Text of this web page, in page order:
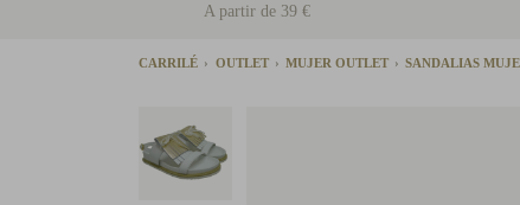
A partir de 39 €
CARRILÉ OUTLET MUJER OUTLET SANDALIAS